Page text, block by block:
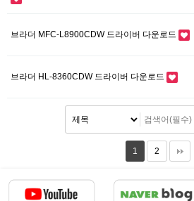
브라더 MFC-L8900CDW 드라이버 다운로드
브라더 HL-8360CDW 드라이버 다운로드
1 2